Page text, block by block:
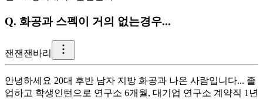
Q. 화공과 스펙이 거의 없는경우...
잰 잰잰바리
안녕하세요 20대 후반 남자 지방 화공과 나온 사람입니다... 졸
업하고 학생인턴으로 연구소 6개월, 대기업 연구소 계약직 1년